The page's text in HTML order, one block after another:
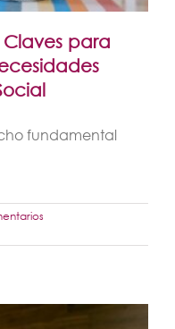
para
fundamental